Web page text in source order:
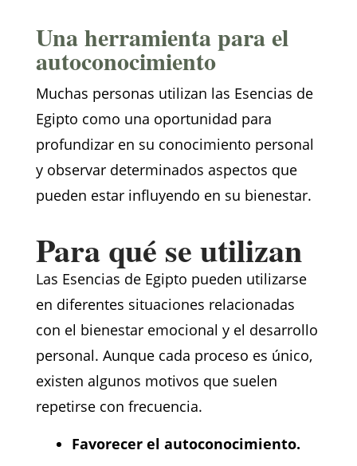
Una herramienta para el
autoconocimiento
Muchas personas utilizan las Esencias de
Egipto como una oportunidad para
profundizar en su conocimiento personal
y observar determinados aspectos que
pueden estar influyendo en su bienestar.
Para qué se utilizan
Las Esencias de Egipto pueden utilizarse
en diferentes situaciones relacionadas
con el bienestar emocional y el desarrollo
personal. Aunque cada proceso es único,
existen algunos motivos que suelen
repetirse con frecuencia.
Favorecer el autoconocimiento.